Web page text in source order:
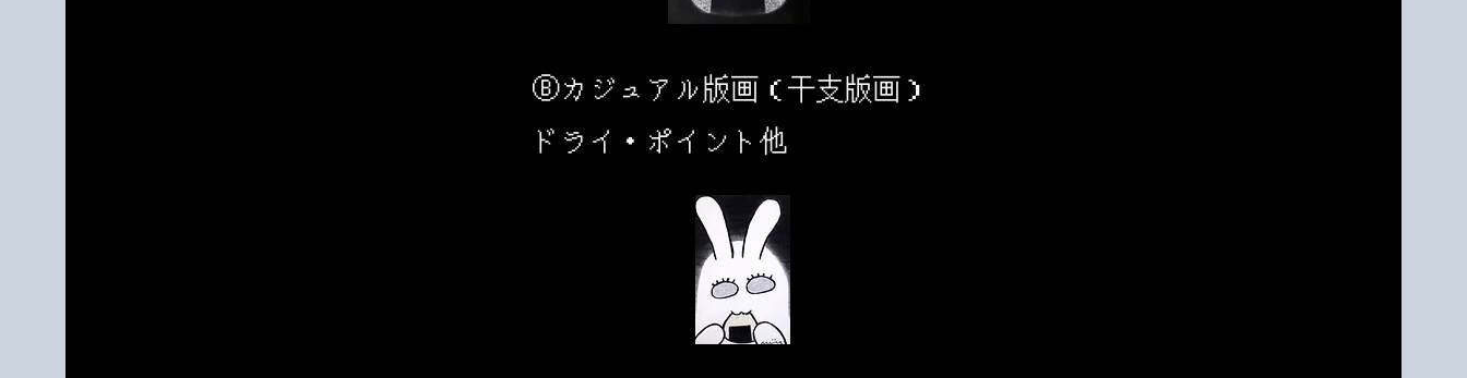
​Ⓑカジュアル版画（干支版画）
ドライ・ポイント他